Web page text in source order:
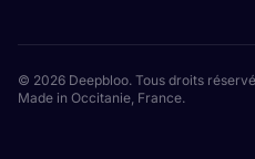
© 2026 Deepbloo. Tous droits
Made in Occitanie, France.